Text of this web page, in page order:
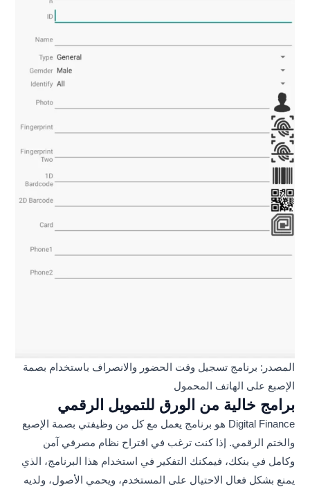
المصدر: برنامج تسجيل وقت الحضور والانصراف باستخدام بصمة
الإصبع على الهاتف المحمول
برامج خالية من الورق للتمويل الرقمي
Digital Finance هو برنامج يعمل مع كل من وظيفتي بصمة الإصبع
والختم الرقمي. إذا كنت ترغب في اقتراح نظام مصرفي آمن
وكامل في بنكك، فيمكنك التفكير في استخدام هذا البرنامج، الذي
يمنع بشكل فعال الاحتيال على المستخدم، ويحمي الأصول، ولديه